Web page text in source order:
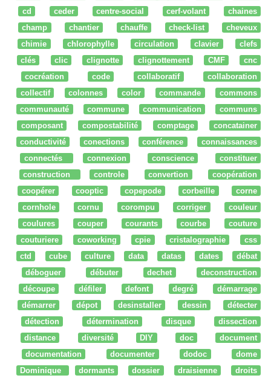
cd
ceder centre-social cerf-volant
chaines
champ
chantier chauffe check-list
cheveux
chimie
chlorophylle circulation clavier
clefs
clés
clic clignotte clignottement CMF
cnc
cocréation
code collaboratif
collaboration
collectif
colonnes color commande
commons
communauté
commune communication
communs
composant
compostabilité comptage
concatainer
conductivité
conections conférence
connaissances
connectés
connexion conscience
constituer
construction
controle convertion
coopération
coopérer
cooptic copepode corbeille
corne
cornhole
cornu corompu corriger
couleur
coulures
couper courants courbe
couture
couturiere
coworking cpie cristalographie
css
ctd
cube culture data datas dates
débat
déboguer
débuter dechet
deconstruction
découpe
défiler defont degré
démarrage
démarrer
dépot desinstaller dessin
détecter
détection
détermination disque
dissection
distance
diversité DIY doc
document
documentation
documenter dodoc
dome
Dominique
dormants dossier draisienne
droits